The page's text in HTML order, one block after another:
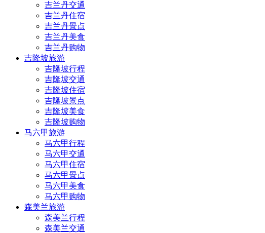
吉兰丹交通
吉兰丹住宿
吉兰丹景点
吉兰丹美食
吉兰丹购物
吉隆坡旅游
吉隆坡行程
吉隆坡交通
吉隆坡住宿
吉隆坡景点
吉隆坡美食
吉隆坡购物
马六甲旅游
马六甲行程
马六甲交通
马六甲住宿
马六甲景点
马六甲美食
马六甲购物
森美兰旅游
森美兰行程
森美兰交通